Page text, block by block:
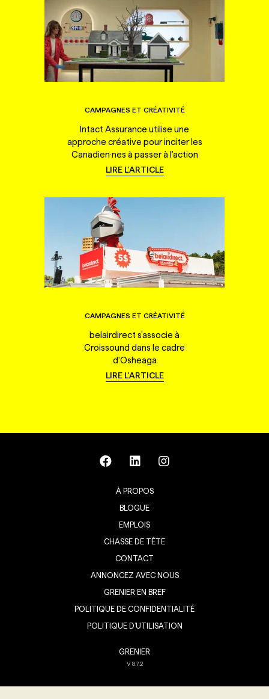
CAMPAGNES ET CRÉATIVITÉ
Intact Assurance utilise une
approche créative pour inciter les
Canadien·nes à passer à l'action
LIRE L'ARTICLE
CAMPAGNES ET CRÉATIVITÉ
belairdirect s'associe à
Croissound dans le cadre
d'Osheaga
LIRE L'ARTICLE
À PROPOS
BLOGUE
EMPLOIS
CHASSE DE TÊTE
CONTACT
ANNONCEZ AVEC NOUS
GRENIER EN BREF
POLITIQUE DE CONFIDENTIALITÉ
POLITIQUE D’UTILISATION
GRENIER
V8.7.2